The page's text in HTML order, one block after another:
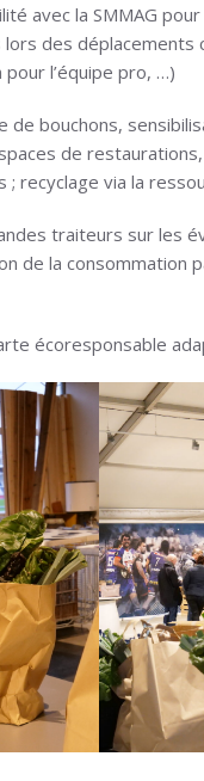
avec la SMMAG
des déplacements
l’équipe pro, …)
bouchons,
de
recyclage via la
traiteurs sur les
de la consommation
écoresponsable